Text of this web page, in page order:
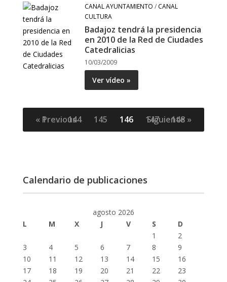
CANAL AYUNTAMIENTO / CANAL
CULTURA
Badajoz tendrá la presidencia
en 2010 de la Red de Ciudades
Catedralicias
10/03/2009
Ver vídeo »
« Previous
1 … 144 145 146 147 148
Siguiente »
Calendario de publicaciones
agosto 2026
L
M X J V S
D
1
2
3
4 5 6 7 8
9
10
11 12 13 14 15
16
17
18 19 20 21 22
23